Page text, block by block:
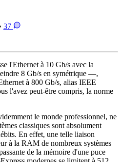
37
l'Ethernet à 10 Gb/s avec la
8 Gb/s en symétrique —,
à 800 Gb/s, alias IEEE
l'avez peut-être compris, la norme
le monde professionnel, ne
classiques sont absolument
En effet, une telle liaison
à la RAM de nombreux systèmes
de la mémoire d'une puce